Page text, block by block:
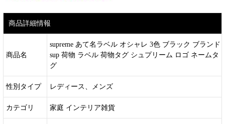
商品詳細情報
商品名
supreme あて名ラベル オシャレ 3色 ブラック ブランド
sup 荷物 ラベル 荷物タグ シュプリーム ロゴ ネームタ
グ
性別タイプ レディース、メンズ
カテゴリ 家庭 インテリア雑貨